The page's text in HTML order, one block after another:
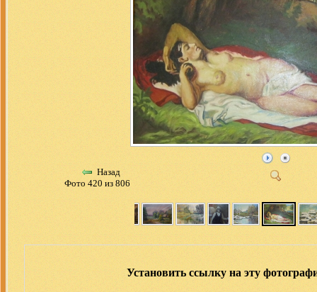
Назад
Фото 420 из 806
Установить ссылку на эту